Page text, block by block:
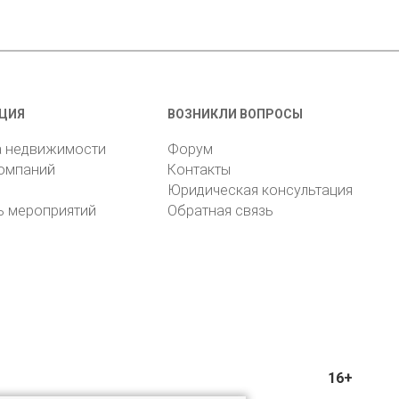
недвижимости
мероприятий
ВОЗНИКЛИ ВОПРОСЫ
Форум
Контакты
Юридическая консультация
Обратная связь
16+